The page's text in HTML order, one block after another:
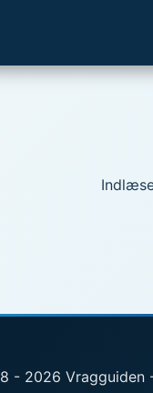
- 2026 Vragguiden